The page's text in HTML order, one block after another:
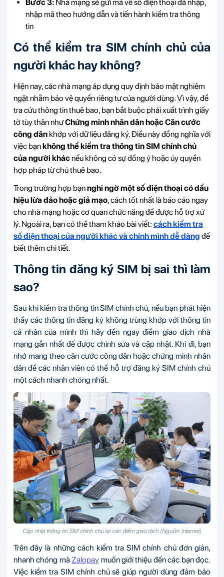
Bước 3: Nhà mạng sẽ gửi mã về số điện thoại đã nhập,
nhập mã theo hướng dẫn và tiến hành kiểm tra thông
tin
Có thể kiểm tra SIM chính chủ của
người khác hay không?
Hiện nay, các nhà mạng áp dụng quy định bảo mật nghiêm
ngặt nhằm bảo vệ quyền riêng tư của người dùng. Vì vậy, để
tra cứu thông tin thuê bao, bạn bắt buộc phải xuất trình giấy
tờ tùy thân nhưChứng minh nhân dân hoặc Căn cước
công dân khớp với dữ liệu đăng ký. Điều này đồng nghĩa với
việc bạnkhông thể kiểm tra thông tin SIM chính chủ
của người khácnếu không có sự đồng ý hoặc ủy quyền
hợp pháp từ chủ thuê bao.
Trong trường hợp bạnnghi ngờ một số điện thoại có dấu
hiệu lừa đảo hoặc giả mạo, cách tốt nhất là báo cáo ngay
cho nhà mạng hoặc cơ quan chức năng để được hỗ trợ xử
lý. Ngoài ra, bạn có thể tham khảo bài viết: cách kiểm tra
số điện thoại của người khác và chính mình dễ dàng để
biết thêm chi tiết.
Thông tin đăng ký SIM bị sai thì làm
sao?
Sau khi kiểm tra thông tin SIM chính chủ, nếu bạn phát hiện
thấy các thông tin đăng ký không trùng khớp với thông tin
cá nhân của mình thì hãy đến ngay điểm giao dịch nhà
mạng gần nhất để được chỉnh sửa và cập nhật. Khi đi, bạn
nhớ mang theo căn cước công dân hoặc chứng minh nhân
dân để các nhân viên có thể hỗ trợ đăng ký SIM chính chủ
một cách nhanh chóng nhất.
Cập nhật thông tin SIM chính chủ tại các điểm giao dịch (Nguồn: Internet)
Trên đây là những cách kiểm tra SIM chính chủ đơn giản,
nhanh chóng màZalopay muốn giới thiệu đến các bạn đọc.
Việc kiểm tra SIM chính chủ sẽ giúp người dùng đảm bảo